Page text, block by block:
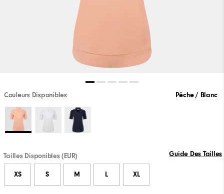
Couleurs Disponibles Pêche / Blanc
Tailles Disponibles (EUR) Guide Des Tailles
XS S M L XL